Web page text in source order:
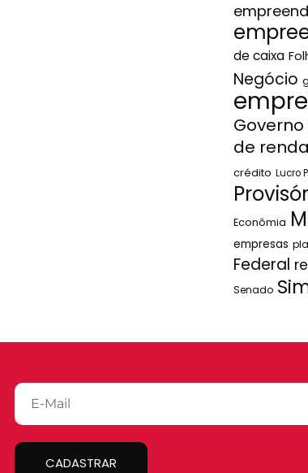
de caixa
Negócio
Governo
de renda
crédito Lucro
Econômia
empresas
Federal
Senado
CADASTRAR